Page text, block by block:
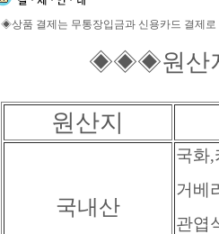
◈상품 결제는 무통장입금과 신용카드 결제로
◈◈◈원산지
원산지
국내산
국화
거베
관엽